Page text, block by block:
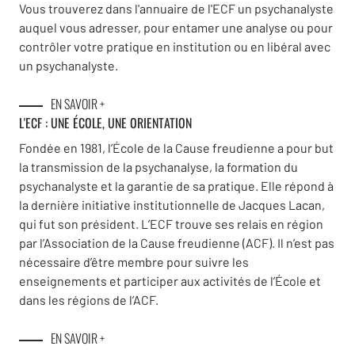
Vous trouverez dans l'annuaire de l'ECF un psychanalyste
auquel vous adresser, pour entamer une analyse ou pour
contrôler votre pratique en institution ou en libéral avec
un psychanalyste.
EN SAVOIR +
L'ECF : UNE ÉCOLE, UNE ORIENTATION
Fondée en 1981, l’École de la Cause freudienne a pour but
la transmission de la psychanalyse, la formation du
psychanalyste et la garantie de sa pratique. Elle répond à
la dernière initiative institutionnelle de Jacques Lacan,
qui fut son président. L’ECF trouve ses relais en région
par l’Association de la Cause freudienne (ACF). Il n’est pas
nécessaire d’être membre pour suivre les
enseignements et participer aux activités de l’École et
dans les régions de l’ACF.
EN SAVOIR +